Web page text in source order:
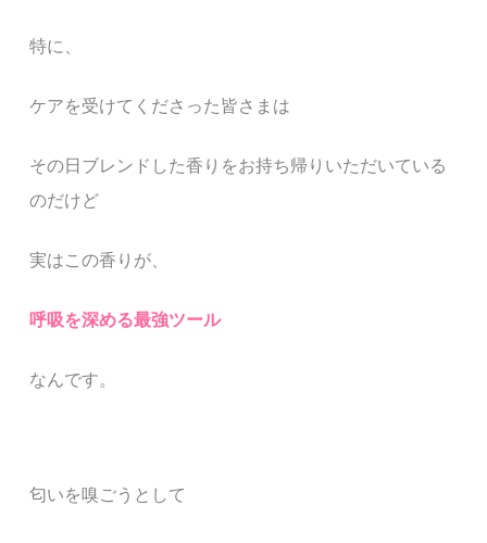
特に、
ケアを受けてくださった皆さまは
その日ブレンドした香りをお持ち帰りいただいている
のだけど
実はこの香りが、
呼吸を深める最強ツール
なんです。
匂いを嗅ごうとして